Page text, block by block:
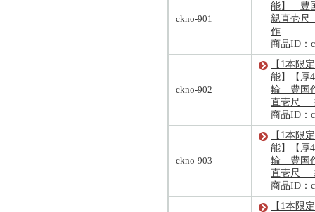
ckno-901
能】 豊
親直壱
作
商品ID：
ckno-902
【1本限
能】【厚
輪 豊国
直壱尺
商品ID：
ckno-903
【1本限
能】【厚
輪 豊国
直壱尺
商品ID：
【1本限